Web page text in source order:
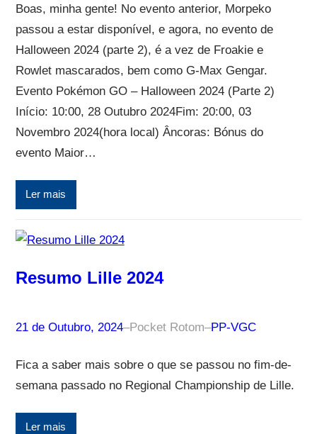
Boas, minha gente! No evento anterior, Morpeko
passou a estar disponível, e agora, no evento de
Halloween 2024 (parte 2), é a vez de Froakie e
Rowlet mascarados, bem como G-Max Gengar.
Evento Pokémon GO – Halloween 2024 (Parte 2)
Início: 10:00, 28 Outubro 2024Fim: 20:00, 03
Novembro 2024(hora local) Âncoras: Bónus do
evento Maior…
Ler mais
Resumo Lille 2024
21 de Outubro, 2024–Pocket Rotom–PP-VGC
Fica a saber mais sobre o que se passou no fim-de-
semana passado no Regional Championship de Lille.
Ler mais